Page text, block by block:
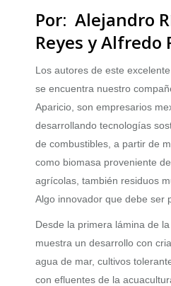
Por: Alejandro
Reyes y Alfredo
Los autores de este
se encuentra nuestro
Aparicio, son empresarios
desarrollando tecnologías
de combustibles, a partir de
como biomasa proveniente
agrícolas, también residuos
Algo innovador que debe ser
Desde la primera lámina de
muestra un desarrollo con
agua de mar, cultivos
con efluentes de la